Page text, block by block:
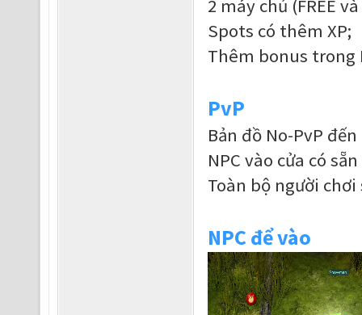
2 máy chủ (FREE và
Spots có thêm XP;
Thêm bonus trong
PvP
Bản đồ No-PvP đến
NPC vào cửa có
Toàn bộ người
NPC để vào